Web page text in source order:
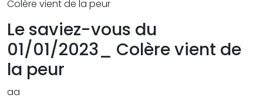
Colère vient de la peur
Le saviez-vous du
01/01/2023_ Colère vient de
la peur
aa